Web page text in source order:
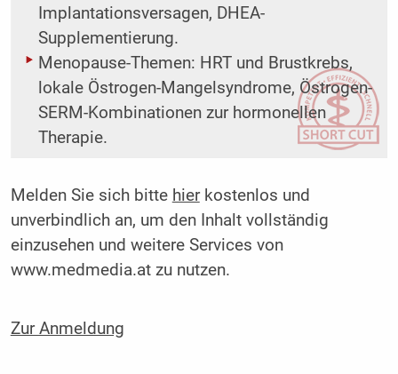
Implantationsversagen, DHEA-
Supplementierung.
Menopause-Themen: HRT und Brustkrebs,
lokale Östrogen-Mangelsyndrome, Östrogen-
SERM-­Kombinationen zur hormonellen
Therapie.
Melden Sie sich bitte hierkostenlos und
unverbindlich an, um den Inhalt vollständig
einzusehen und weitere Services von
www.medmedia.at zu nutzen.
Zur Anmeldung